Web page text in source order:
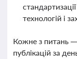
технологій і
Кожне з питань
публікацій за